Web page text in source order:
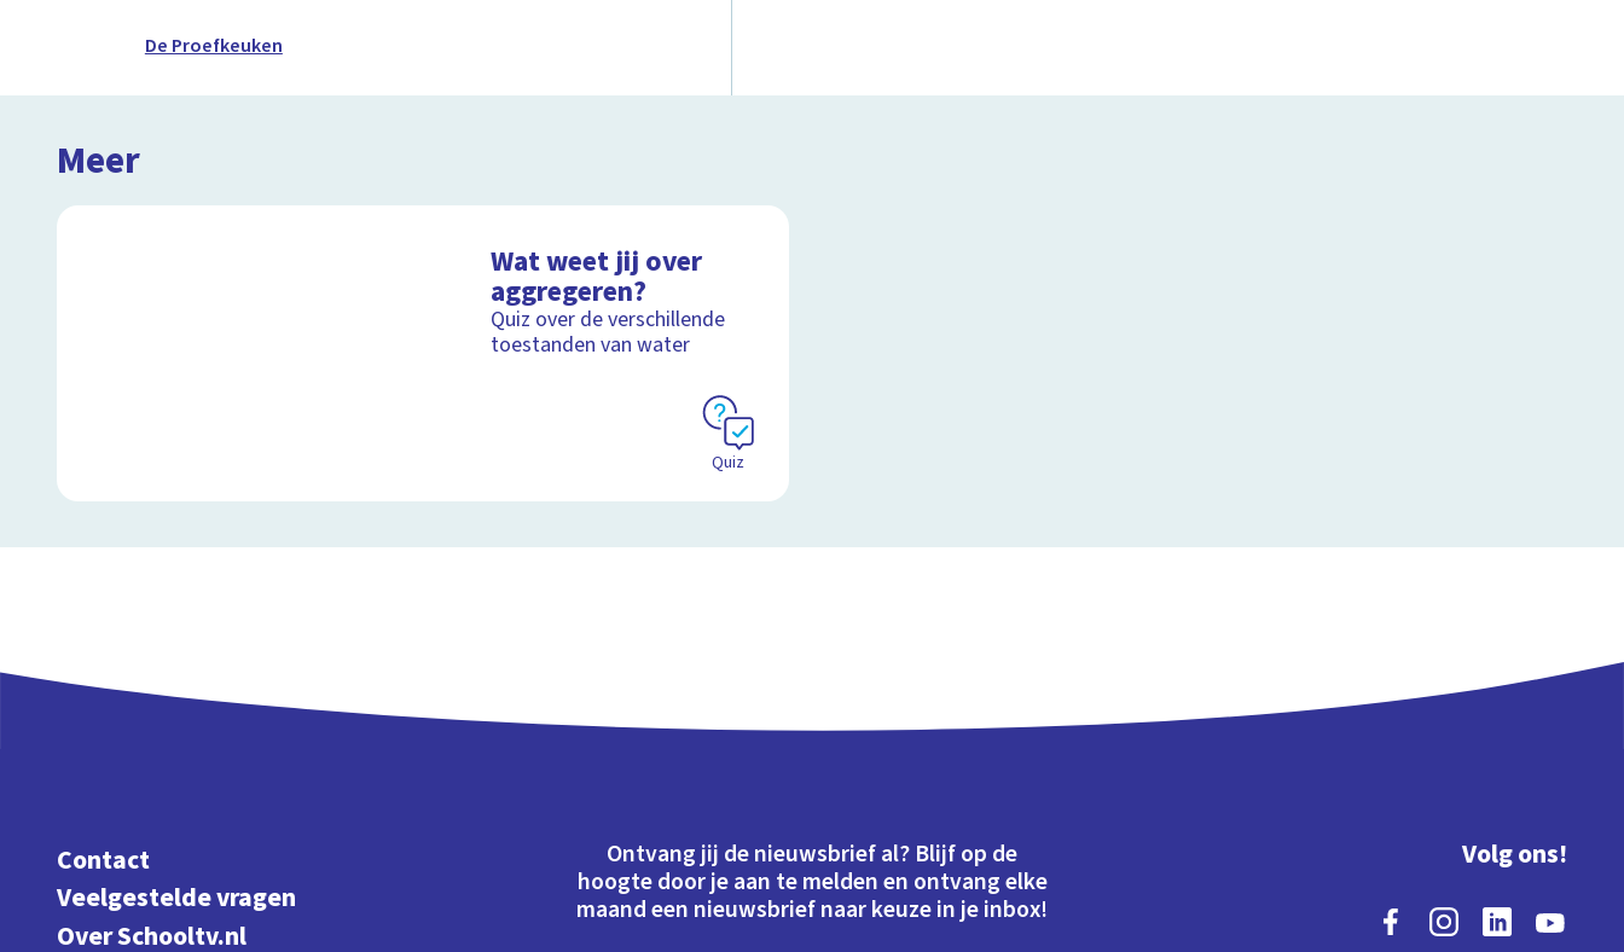
De Proefkeuken
Meer
Wat weet jij over
aggregeren?
Quiz over de verschillende
toestanden van water
Quiz
Contact
Veelgestelde vragen
Over Schooltv.nl
Ontvang jij de nieuwsbrief al? Blijf op de
hoogte door je aan te melden en ontvang elke
maand een nieuwsbrief naar keuze in je inbox!
Volg ons!